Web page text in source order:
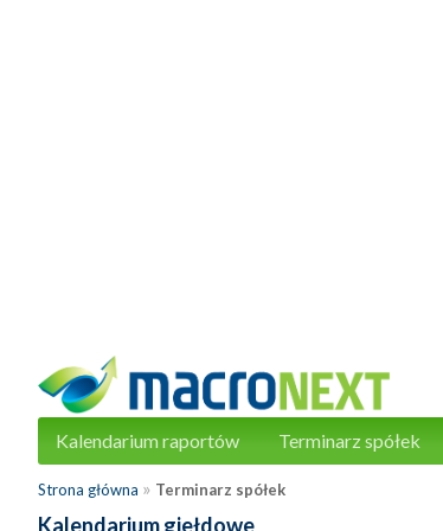
Kalendarium raportów Terminarz spółek
Strona główna » Terminarz spółek
Kalendarium giełdowe